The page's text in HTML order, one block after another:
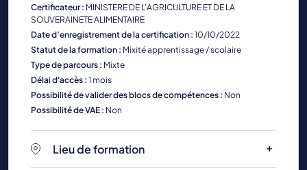
Certificateur : MINISTERE DE L'AGRICULTURE ET DE LA
SOUVERAINETE ALIMENTAIRE
Date d’enregistrement de la certification : 10/10/2022
Statut de la formation : Mixité apprentissage / scolaire
Type de parcours : Mixte
Délai d'accès : 1 mois
Possibilité de valider des blocs de compétences : Non
Possibilité de VAE : Non
Lieu de formation